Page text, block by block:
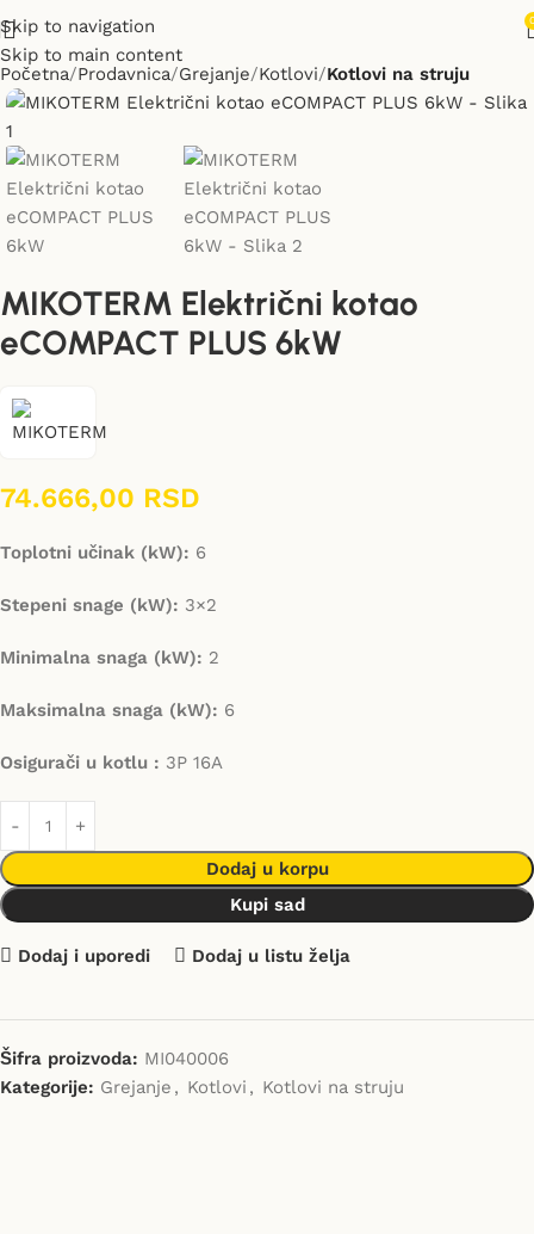
Skip to navigation
Skip to main content
Početna Prodavnica Grejanje Kotlovi Kotlovi na struju
MIKOTERM Električni kotao
eCOMPACT PLUS 6kW
74.666,00 RSD
Toplotni učinak (kW): 6
Stepeni snage (kW): 3×2
Minimalna snaga (kW): 2
Maksimalna snaga (kW): 6
Osigurači u kotlu : 3P 16A
Dodaj u korpu
Kupi sad
Dodaj i uporedi Dodaj u listu želja
Šifra proizvoda: MI040006
Kategorije: Grejanje , Kotlovi , Kotlovi na struju